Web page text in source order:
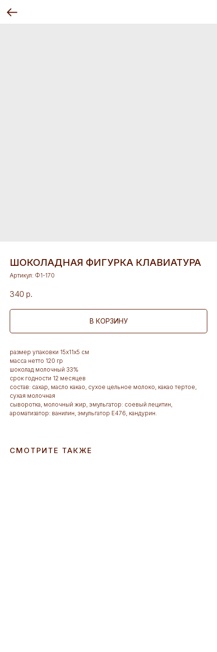
ШОКОЛАДНАЯ ФИГУРКА КЛАВИАТУРА
Артикул: Ф1-170
340 р.
В КОРЗИНУ
размер упаковки 15х11х5 см
масса нетто 120 гр
шоколад молочный 33%
срок годности 12 месяцев
состав: сахар, масло какао, сухое цельное молоко, какао тертое,
сухая молочная
сыворотка, молочный жир, эмульгатор: соевый лецитин,
ароматизатор: ванилин, эмульгатор Е476, кандурин.
СМОТРИТЕ ТАКЖЕ